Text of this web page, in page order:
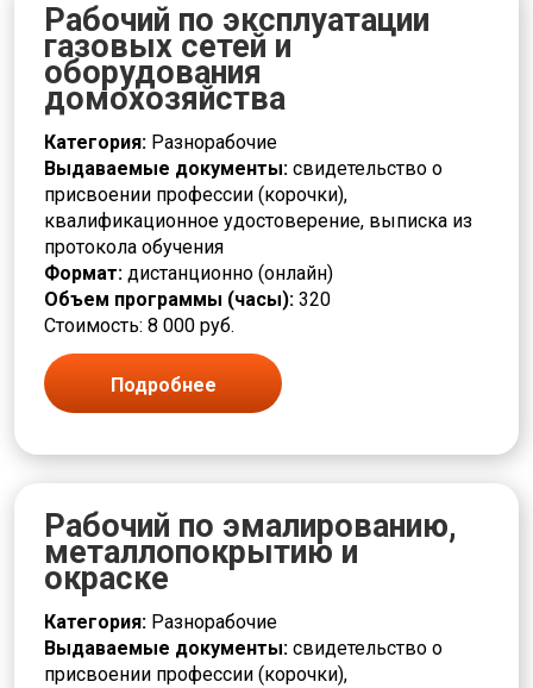
Рабочий по эксплуатации
газовых сетей и
оборудования
домохозяйства
Категория: Разнорабочие
Выдаваемые документы: свидетельство о
присвоении профессии (корочки),
квалификационное удостоверение, выписка из
протокола обучения
Формат: дистанционно (онлайн)
Объем программы (часы): 320
Стоимость: 8 000 руб.
Подробнее
Рабочий по эмалированию,
металлопокрытию и
окраске
Категория: Разнорабочие
Выдаваемые документы: свидетельство о
присвоении профессии (корочки),